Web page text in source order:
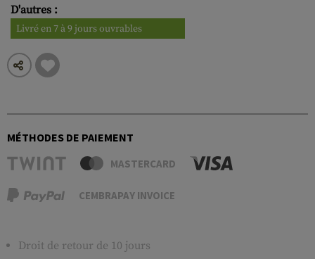
D'autres :
Livré en 7 à 9 jours ouvrables
MÉTHODES DE PAIEMENT
MASTERCARD
CEMBRAPAY INVOICE
Droit de retour de 10 jours